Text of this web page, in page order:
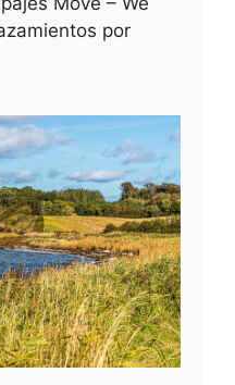
por